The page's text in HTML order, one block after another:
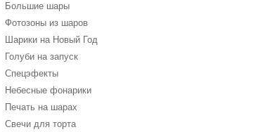
Большие шары
Фотозоны из шаров
Шарики на Новый Год
Голуби на запуск
Спецэфекты
Небесные фонарики
Печать на шарах
Свечи для торта